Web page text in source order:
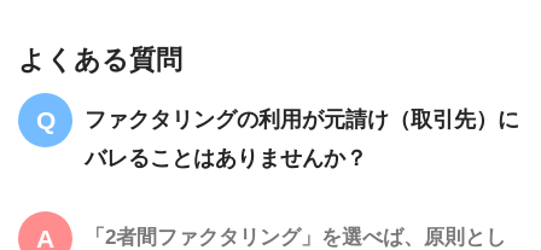
よくある質問
ファクタリングの利用が元請け（取引先）に
バレることはありませんか？
「2者間ファクタリング」を選べば、原則とし